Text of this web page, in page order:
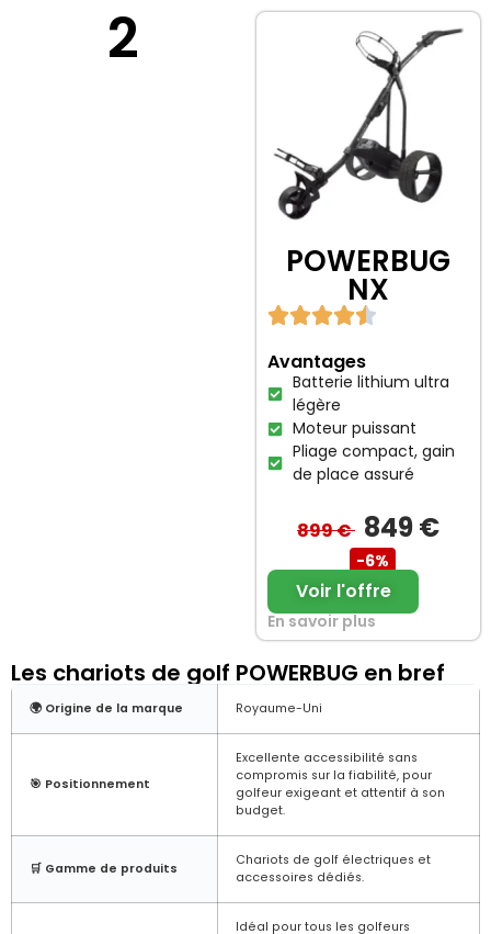
2
POWERBUG
NX
Avantages
Batterie lithium ultra
légère
Moteur puissant
Pliage compact, gain
de place assuré
899 € 849 €
-6%
Voir l'offre
En savoir plus
Les chariots de golf POWERBUG en bref
🌍 Origine de la marque Royaume-Uni
🎯 Positionnement
Excellente accessibilité sans
compromis sur la fiabilité, pour
golfeur exigeant et attentif à son
budget.
🛒 Gamme de produits
Chariots de golf électriques et
accessoires dédiés.
Idéal pour tous les golfeurs